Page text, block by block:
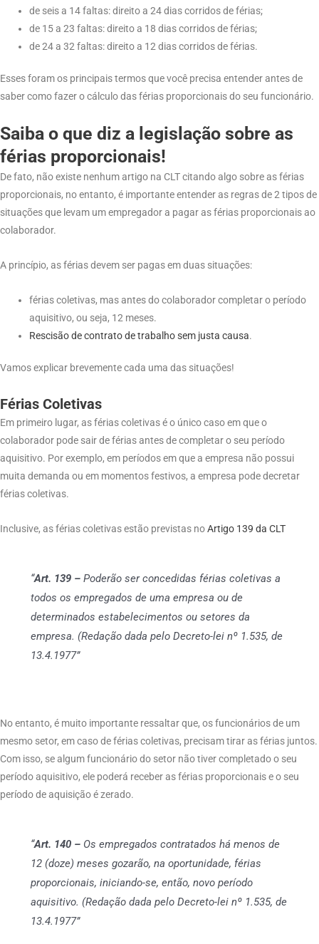
de seis a 14 faltas: direito a 24 dias corridos de férias;
de 15 a 23 faltas: direito a 18 dias corridos de férias;
de 24 a 32 faltas: direito a 12 dias corridos de férias.
Esses foram os principais termos que você precisa entender antes de
saber como fazer o cálculo das férias proporcionais do seu funcionário.
Saiba o que diz a legislação sobre as
férias proporcionais!
De fato, não existe nenhum artigo na CLT citando algo sobre as férias
proporcionais, no entanto, é importante entender as regras de 2 tipos de
situações que levam um empregador a pagar as férias proporcionais ao
colaborador.
A princípio, as férias devem ser pagas em duas situações:
férias coletivas, mas antes do colaborador completar o período
aquisitivo, ou seja, 12 meses.
Rescisão de contrato de trabalho sem justa causa.
Vamos explicar brevemente cada uma das situações!
Férias Coletivas
Em primeiro lugar, as férias coletivas é o único caso em que o
colaborador pode sair de férias antes de completar o seu período
aquisitivo. Por exemplo, em períodos em que a empresa não possui
muita demanda ou em momentos festivos, a empresa pode decretar
férias coletivas.
Inclusive, as férias coletivas estão previstas noArtigo 139 da CLT
“Art. 139 –Poderão ser concedidas férias coletivas a
todos os empregados de uma empresa ou de
determinados estabelecimentos ou setores da
empresa. (Redação dada pelo Decreto-lei nº 1.535, de
13.4.1977”
No entanto, é muito importante ressaltar que, os funcionários de um
mesmo setor, em caso de férias coletivas, precisam tirar as férias juntos.
Com isso, se algum funcionário do setor não tiver completado o seu
período aquisitivo, ele poderá receber as férias proporcionais e o seu
período de aquisição é zerado.
“Art. 140 –Os empregados contratados há menos de
12 (doze) meses gozarão, na oportunidade, férias
proporcionais, iniciando-se, então, novo período
aquisitivo. (Redação dada pelo Decreto-lei nº 1.535, de
13.4.1977”